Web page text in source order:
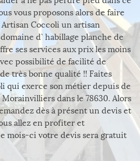
vous proposons alors de faire
Coccoli un artisan
d` habillage planche de
ses services aux prix les moins
possibilité de facilité de
très bonne qualité !! Faites
qui exerce son métier depuis de
dans le 78630. Alors
dès à présent un devis et
allez en profiter et
mois-ci votre devis sera gratuit